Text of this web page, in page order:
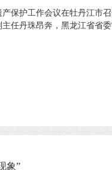
产保护工作会议在牡丹江市
任丹珠昂奔，黑龙江省省
象”